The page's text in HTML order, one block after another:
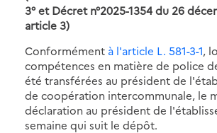
3° etDécret n°2025-1354 du 26
article 3)
Conformément à l'article L. 581-3-1,
compétences en matière de police
été transférées au président de
de coopération intercommunale, le
déclaration au président de
semaine qui suit le dépôt.